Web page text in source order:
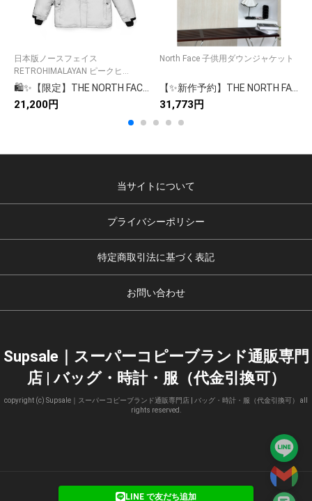
日本版ノースフェイス
RETROHIMALAYAN ピークヒ...
21,200円
North Face 子供用ダウンジャケット
31,773円
当サイトについて
プライバシーポリシー
特定商取引法に基づく表記
お問い合わせ
Supsale｜スーパーコピーブランド通販専門
店 | バッグ・時計・服（代金引換可）
copyright (c) Supsale｜スーパーコピーブランド通販専門店 | バッグ・時計・服（代金引換可） all
rights reserved.
LINE で友だち追加